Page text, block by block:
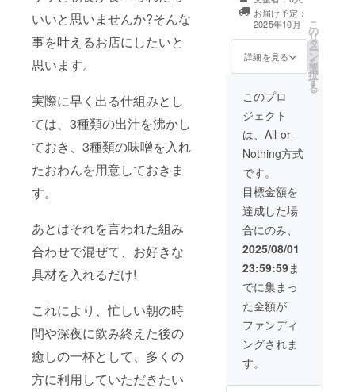
いいと思いませんか?そんな
事を叶えるお店にしたいと
思います。
実際に早く出る仕組みとし
ては、3種類の出汁を沸かし
ておき、3種類の味噌を入れ
たおわんを用意しておきま
す。
あとはそれを言われた組み
合わせで混ぜて、お好きな
具材を入れるだけ!
これにより、忙しい朝の時
間や深夜に飲み終えた後の
癒しの一杯として、多くの
方に利用していただきたい
駅でのフラン
チャイズオープ
ンをして頂ける
権利と共に、フ
ランチャイズ費
ていただきま
す。(各駅1店舗
までとさせてい
ただくので、早
い者勝ちです。)
お届け予定：
2025年10月
詳細を見る
こ
の
リ
タ
ー
ン
を
選
択
す
る
このプロ
ジェクト
は、All-or-
Nothing方式
です。
目標金額を
達成した場
合にのみ、
2025/08/01
23:59:59ま
でに集まっ
た金額が
ファンディ
ングされま
す。